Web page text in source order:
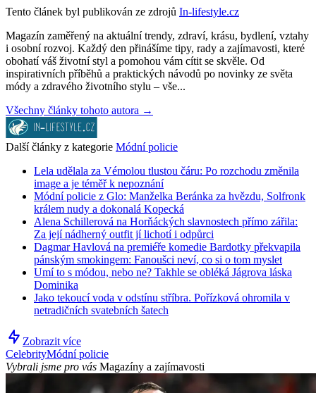
Tento článek byl publikován ze zdrojů In-lifestyle.cz
Magazín zaměřený na aktuální trendy, zdraví, krásu, bydlení, vztahy
i osobní rozvoj. Každý den přinášíme tipy, rady a zajímavosti, které
obohatí váš životní styl a pomohou vám cítit se skvěle. Od
inspirativních příběhů a praktických návodů po novinky ze světa
módy a zdravého životního stylu – vše...
Všechny články tohoto autora →
Další články z kategorie Módní policie
Lela udělala za Vémolou tlustou čáru: Po rozchodu změnila
image a je téměř k nepoznání
Módní policie z Glo: Manželka Beránka za hvězdu, Solfronk
králem nudy a dokonalá Kopecká
Alena Schillerová na Horňáckých slavnostech přímo zářila:
Za její nádherný outfit jí lichotí i odpůrci
Dagmar Havlová na premiéře komedie Bardotky překvapila
pánským smokingem: Fanoušci neví, co si o tom myslet
Umí to s módou, nebo ne? Takhle se obléká Jágrova láska
Dominika
Jako tekoucí voda v odstínu stříbra. Pořízková ohromila v
netradičních svatebních šatech
Zobrazit více
CelebrityMódní policie
Vybrali jsme pro vás Magazíny a zajímavosti